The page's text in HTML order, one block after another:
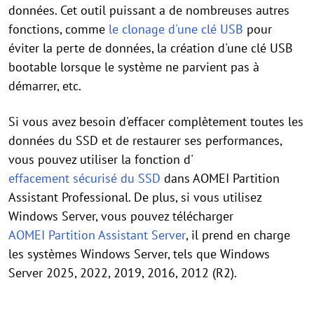
données. Cet outil puissant a de nombreuses autres
fonctions, comme le clonage d'une clé USB pour
éviter la perte de données, la création d'une clé USB
bootable lorsque le système ne parvient pas à
démarrer, etc.
Si vous avez besoin d'effacer complètement toutes les
données du SSD et de restaurer ses performances,
vous pouvez utiliser la fonction d'
effacement sécurisé du SSD dans AOMEI Partition
Assistant Professional. De plus, si vous utilisez
Windows Server, vous pouvez télécharger
AOMEI Partition Assistant Server, il prend en charge
les systèmes Windows Server, tels que Windows
Server 2025, 2022, 2019, 2016, 2012 (R2).